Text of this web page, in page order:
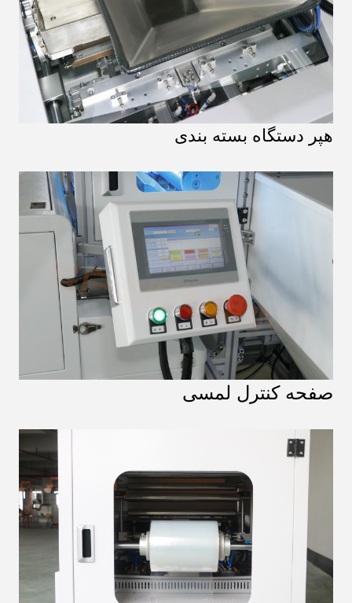
هپر دستگاه بسته بندی
صفحه کنترل لمسی